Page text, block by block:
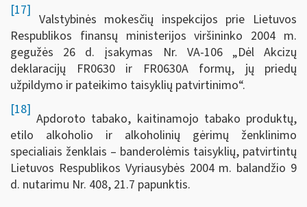
[17]
Valstybinės mokesčių inspekcijos prie Lietuvos
Respublikos finansų ministerijos viršininko 2004 m.
gegužės 26 d. įsakymas Nr. VA-106 „Dėl Akcizų
deklaracijų FR0630 ir FR0630A formų, jų priedų
užpildymo ir pateikimo taisyklių patvirtinimo“.
[18]
Apdoroto tabako, kaitinamojo tabako produktų,
etilo alkoholio ir alkoholinių gėrimų ženklinimo
specialiais ženklais – banderolėmis taisyklių, patvirtintų
Lietuvos Respublikos Vyriausybės 2004 m. balandžio 9
d. nutarimu Nr. 408, 21.7 papunktis.